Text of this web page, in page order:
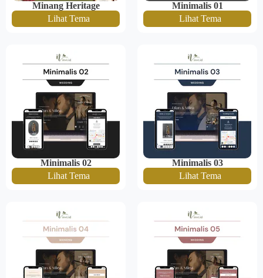
Minang Heritage
Lihat Tema
Minimalis 01
Lihat Tema
Minimalis 02
Lihat Tema
Minimalis 03
Lihat Tema